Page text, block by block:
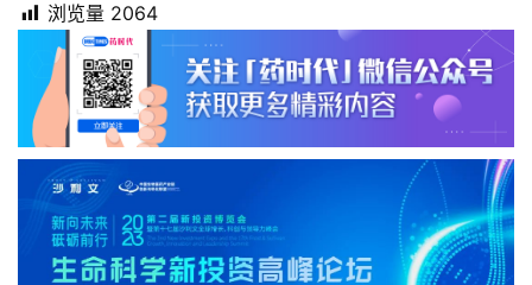
浏览量 2064